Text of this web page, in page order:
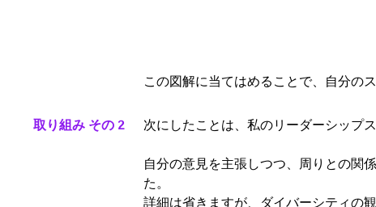
この図解に当てはめることで、自分の
取り組み その 2 次にしたことは、私のリーダーシップ
自分の意見を主張しつつ、周りとの関
た。
詳細は省きますが、ダイバーシティの